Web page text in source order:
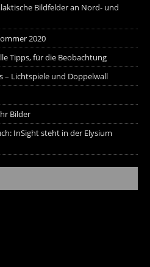
Bildfelder an Nord- und
2020
Tipps, für die Beobachtung
– Lichtspiele und Doppelwall
Bilder
InSight steht in der Elysium